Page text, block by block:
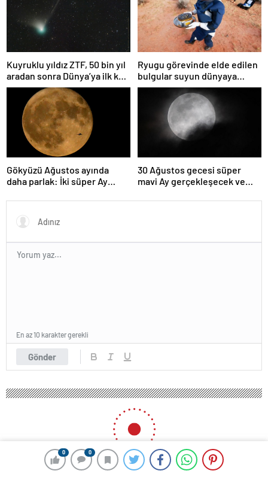
0 0
Kuyruklu yıldız ZTF, 50 bin yıl
aradan sonra Dünya’ya ilk kez
çok yaklaşacak
Ryugu görevinde elde edilen
bulgular suyun dünyaya
asteroitlerce getirilmiş
olabileceğini gösteriyor
Gökyüzü Ağustos ayında
daha parlak: İki süper Ay
30 Ağustos gecesi süper
mavi Ay gerçekleşecek ve
olacak
Gönder
En az 10 karakter gerekli
HABER